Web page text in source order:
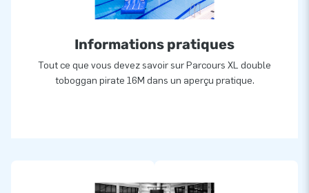
Informations pratiques
Tout ce que vous devez savoir sur Parcours XL double
toboggan pirate 16M dans un aperçu pratique.